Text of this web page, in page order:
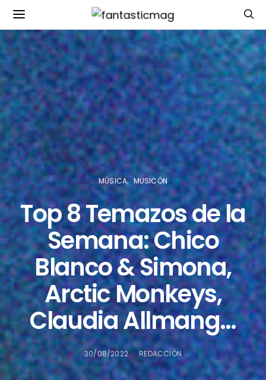
MÚSICA MUSICÓN
Top 8 Temazos de la
Semana: Chico
Blanco & Simona,
Arctic Monkeys,
Claudia Allmang…
30/08/2022 REDACCIÓN